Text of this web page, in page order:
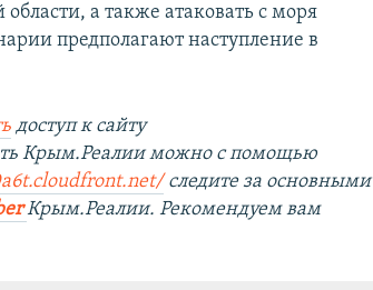
а также атаковать с моря
предполагают наступление в
доступ к сайту
Крым.Реалии можно с помощью
следите за основными
Крым.Реалии. Рекомендуем вам